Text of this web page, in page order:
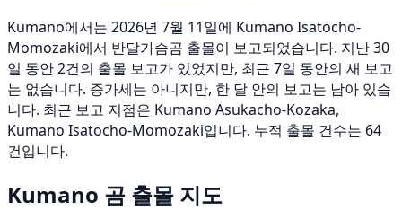
Kumano에서는 2026년 7월 11일에 Kumano Isatocho-
Momozaki에서 반달가슴곰 출몰이 보고되었습니다. 지난 30
일 동안 2건의 출몰 보고가 있었지만, 최근 7일 동안의 새 보고
는 없습니다. 증가세는 아니지만, 한 달 안의 보고는 남아 있습
니다. 최근 보고 지점은 Kumano Asukacho-Kozaka,
Kumano Isatocho-Momozaki입니다. 누적 출몰 건수는 64
건입니다.
Kumano 곰 출몰 지도